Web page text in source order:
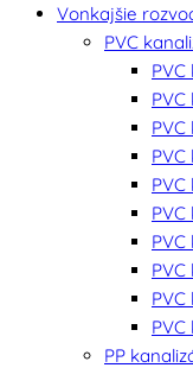
Vonkajšie
PVC
PVC
PVC
PP